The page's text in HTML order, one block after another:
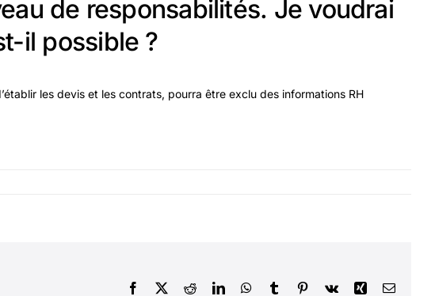
de responsabilités. Je voudrai
il possible ?
les devis et les contrats, pourra être exclu des informations RH
Facebook RedditLinkedInWhatsApp
Tumblr Pinterest
Vk Xing Courriel